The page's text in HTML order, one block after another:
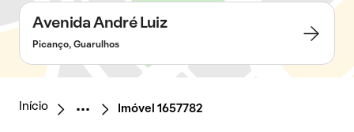
Avenida André Luiz
Picanço, Guarulhos
Início Imóvel 1657782